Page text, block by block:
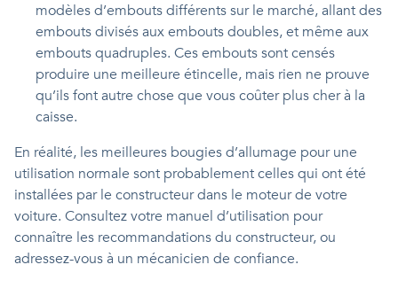
modèles d’embouts différents sur le marché, allant des
embouts divisés aux embouts doubles, et même aux
embouts quadruples. Ces embouts sont censés
produire une meilleure étincelle, mais rien ne prouve
qu’ils font autre chose que vous coûter plus cher à la
caisse.
En réalité, les meilleures bougies d’allumage pour une
utilisation normale sont probablement celles qui ont été
installées par le constructeur dans le moteur de votre
voiture. Consultez votre manuel d’utilisation pour
connaître les recommandations du constructeur, ou
adressez-vous à un mécanicien de confiance.